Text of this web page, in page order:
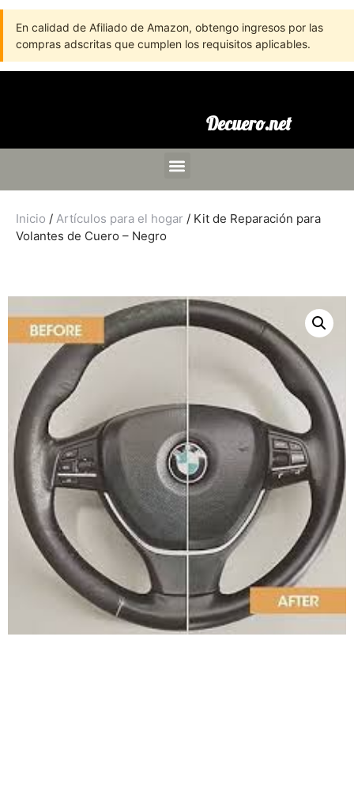
En calidad de Afiliado de Amazon, obtengo ingresos por las
compras adscritas que cumplen los requisitos aplicables.
Decuero.net
Inicio / Artículos para el hogar / Kit de Reparación para
Volantes de Cuero – Negro